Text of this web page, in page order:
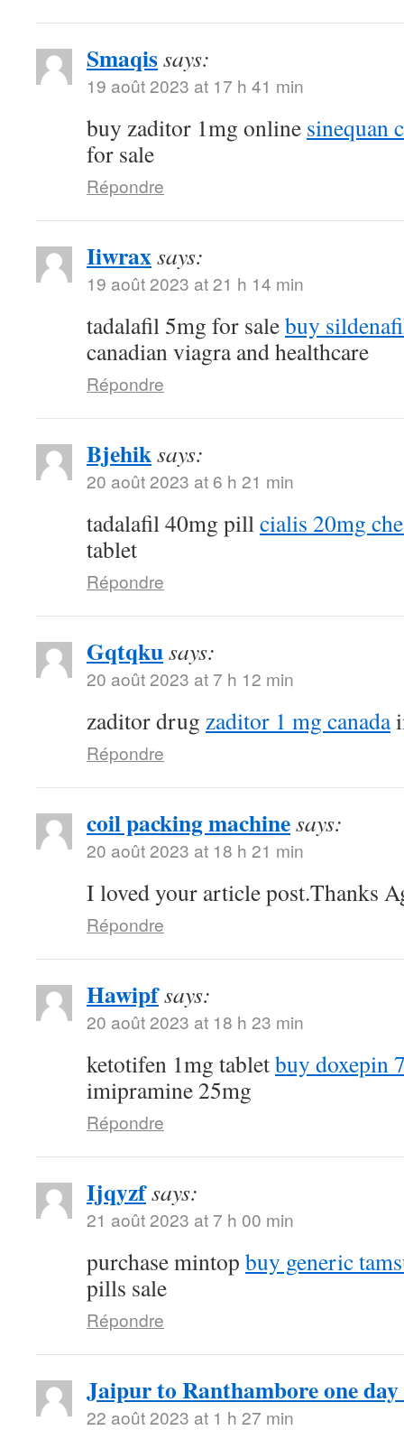
Smaqissays:
19 août 2023 at 17 h 41 min
buy zaditor 1mg online sinequan
for sale
Répondre
Iiwraxsays:
19 août 2023 at 21 h 14 min
tadalafil 5mg for salebuy
canadian viagra and healthcare
Répondre
Bjehiksays:
20 août 2023 at 6 h 21 min
tadalafil 40mg pillcialis 20mg
tablet
Répondre
Gqtqkusays:
20 août 2023 at 7 h 12 min
zaditor drug zaditor 1 mg canada
Répondre
coil packing machinesays:
20 août 2023 at 18 h 21 min
I loved your article post.Thanks
Répondre
Hawipfsays:
20 août 2023 at 18 h 23 min
ketotifen 1mg tabletbuy doxepin
imipramine 25mg
Répondre
Ijqyzfsays:
21 août 2023 at 7 h 00 min
purchase mintop buy generic
pills sale
Répondre
Jaipur to Ranthambore one
22 août 2023 at 1 h 27 min